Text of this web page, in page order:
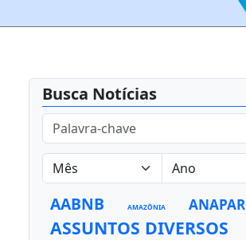
Busca Notícias
AABNB AMAZÔNIA ANAPAR
ASSUNTOS DIVERSOS